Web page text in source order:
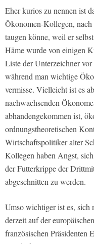
Eher kurios zu nennen ist
Ökonomen-Kollegen,
taugen könne, weil er
Häme wurde von einigen
Liste der Unterzeichner
während man wichtige
vermisse. Vielleicht ist es
nachwachsenden
abhandengekommen ist,
ordnungstheoretischen
Wirtschaftspolitiker alter
Kollegen haben Angst,
der Futterkrippe der
abgeschnitten zu werden.
Umso wichtiger ist es, sich
derzeit auf der
französischen Präsidenten